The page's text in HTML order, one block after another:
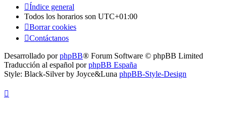
Índice general
Todos los horarios son UTC+01:00
Borrar cookies
Contáctanos
Desarrollado porphpBB® Forum Software © phpBB Limited
Traducción al español porphpBB España
Style: Black-Silver by Joyce&Luna phpBB-Style-Design